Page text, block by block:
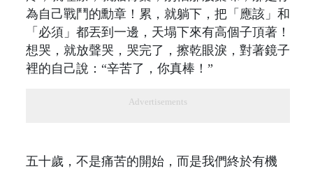
為自己戰鬥的勳章！累，就躺下，把「應該」和
「必須」都丟到一邊，天塌下來有高個子頂著！
想哭，就放聲哭，哭完了，擦乾眼淚，對著鏡子
裡的自己說：“辛苦了，你真棒！”
Advertisements
五十歲，不是痛苦的開始，而是我們終於有機